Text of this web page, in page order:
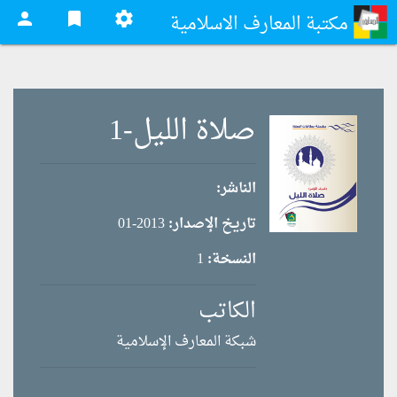
مكتبة المعارف الاسلامية settings
bookmark
person
صلاة الليل-1
الناشر:
تاريخ الإصدار:2013-01
النسخة: 1
الكاتب
شبكة المعارف الإسلامية